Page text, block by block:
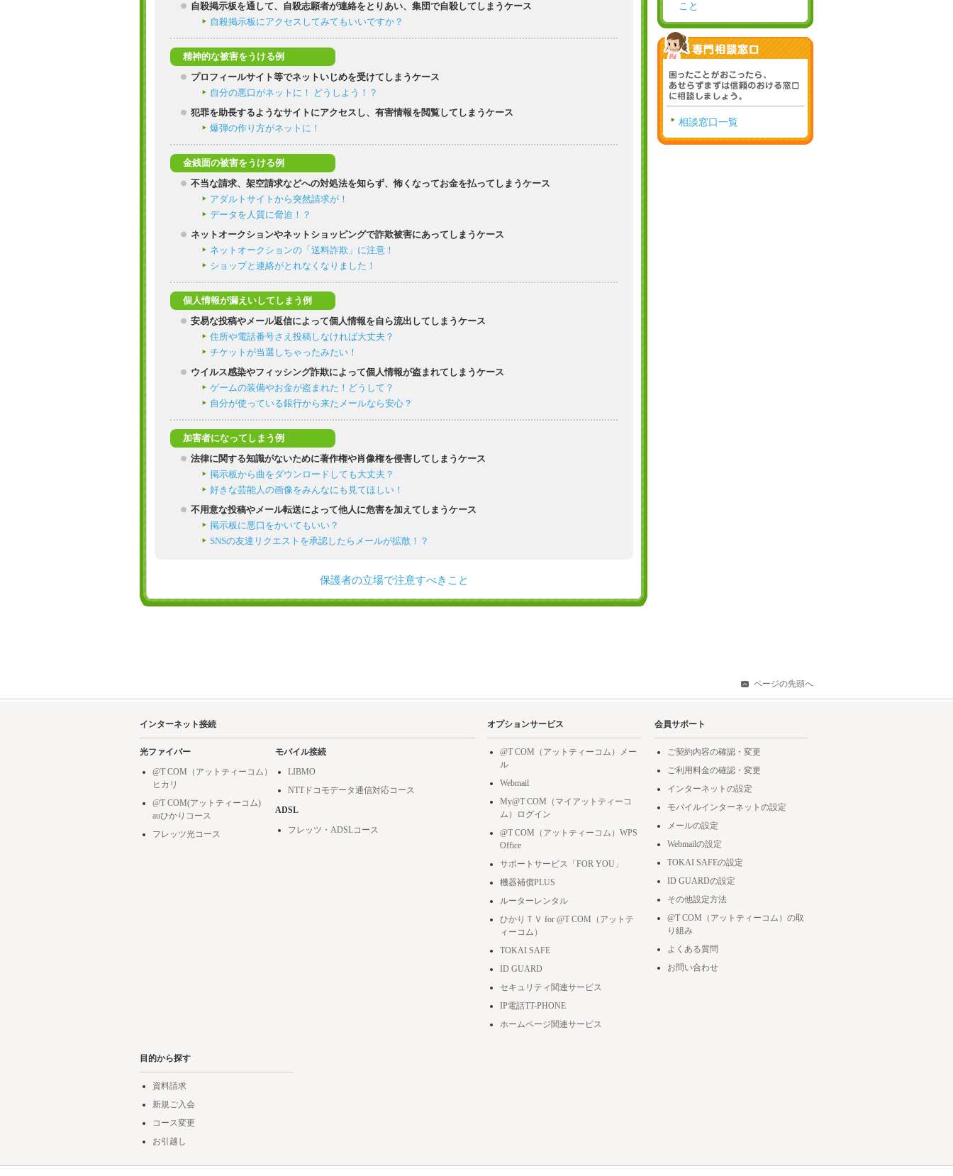
自殺掲示板を通して、自殺志願者が連絡をとりあい、集団で自殺してしまうケース
自殺掲示板にアクセスしてみてもいいですか？
精神的な被害をうける例
プロフィールサイト等でネットいじめを受けてしまうケース
自分の悪口がネットに！ どうしよう！？
犯罪を助長するようなサイトにアクセスし、有害情報を閲覧してしまうケース
爆弾の作り方がネットに！
金銭面の被害をうける例
不当な請求、架空請求などへの対処法を知らず、怖くなってお金を払ってしまうケース
アダルトサイトから突然請求が！
データを人質に脅迫！？
ネットオークションやネットショッピングで詐欺被害にあってしまうケース
ネットオークションの「送料詐欺」に注意！
ショップと連絡がとれなくなりました！
個人情報が漏えいしてしまう例
安易な投稿やメール返信によって個人情報を自ら流出してしまうケース
住所や電話番号さえ投稿しなければ大丈夫？
チケットが当選しちゃったみたい！
ウイルス感染やフィッシング詐欺によって個人情報が盗まれてしまうケース
ゲームの装備やお金が盗まれた！どうして？
自分が使っている銀行から来たメールなら安心？
加害者になってしまう例
法律に関する知識がないために著作権や肖像権を侵害してしまうケース
掲示板から曲をダウンロードしても大丈夫？
好きな芸能人の画像をみんなにも見てほしい！
不用意な投稿やメール転送によって他人に危害を加えてしまうケース
掲示板に悪口をかいてもいい？
SNSの友達リクエストを承認したらメールが拡散！？
保護者の立場で注意すべきこと
こと
相談窓口一覧
ページの先頭へ
インターネット接続
光ファイバー
@T COM（アットティーコム）
ヒカリ
@T COM(アットティーコム)
auひかりコース
フレッツ光コース
モバイル接続
LIBMO
NTTドコモデータ通信対応コース
ADSL
フレッツ・ADSLコース
オプションサービス
@T COM（アットティーコム）メー
ル
Webmail
My@T COM（マイアットティーコ
ム）ログイン
@T COM（アットティーコム）WPS
Office
サポートサービス「FOR YOU」
機器補償PLUS
ルーターレンタル
ひかりＴＶ for @T COM（アットテ
ィーコム）
TOKAI SAFE
ID GUARD
セキュリティ関連サービス
IP電話TT-PHONE
ホームページ関連サービス
会員サポート
ご契約内容の確認・変更
ご利用料金の確認・変更
インターネットの設定
モバイルインターネットの設定
メールの設定
Webmailの設定
TOKAI SAFEの設定
ID GUARDの設定
その他設定方法
@T COM（アットティーコム）の取
り組み
よくある質問
お問い合わせ
目的から探す
資料請求
新規ご入会
コース変更
お引越し